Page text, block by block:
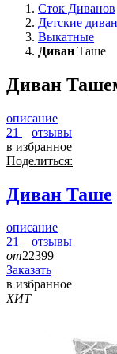
Сток Диванов
Детские
Выкатные
Диван Таше
Диван Таше
описание
21
отзывы
в избранное
Поделиться:
Диван Таше
описание
21
отзывы
от22399
Заказать
в избранное
ХИТ